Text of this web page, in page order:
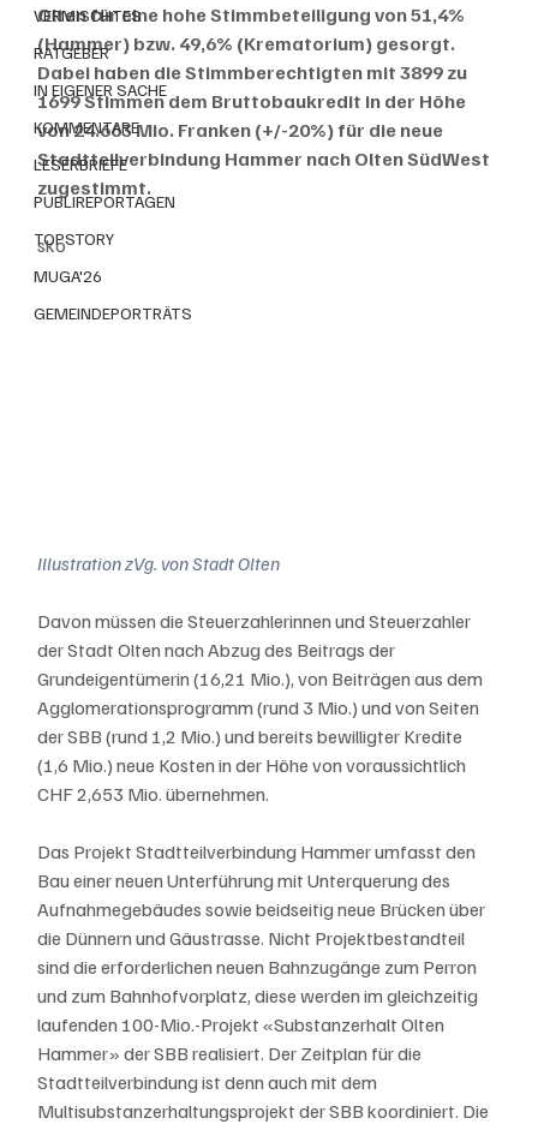
VERMISCHTES
RATGEBER
IN EIGENER SACHE
KOMMENTARE
LESERBRIEFE
PUBLIREPORTAGEN
TOPSTORY
MUGA'26
GEMEINDEPORTRÄTS
Olten für eine hohe Stimmbeteiligung von 51,4%
(Hammer) bzw. 49,6% (Krematorium) gesorgt.
Dabei haben die Stimmberechtigten mit 3899 zu
1699 Stimmen dem Bruttobaukredit in der Höhe
von 24.663 Mio. Franken (+/-20%) für die neue
Stadtteilverbindung Hammer nach Olten SüdWest
zugestimmt.
sko
Illustration zVg. von Stadt Olten
Davon müssen die Steuerzahlerinnen und Steuerzahler
der Stadt Olten nach Abzug des Beitrags der
Grundeigentümerin (16,21 Mio.), von Beiträgen aus dem
Agglomerationsprogramm (rund 3 Mio.) und von Seiten
der SBB (rund 1,2 Mio.) und bereits bewilligter Kredite
(1,6 Mio.) neue Kosten in der Höhe von voraussichtlich
CHF 2,653 Mio. übernehmen.
Das Projekt Stadtteilverbindung Hammer umfasst den
Bau einer neuen Unterführung mit Unterquerung des
Aufnahmegebäudes sowie beidseitig neue Brücken über
die Dünnern und Gäustrasse. Nicht Projektbestandteil
sind die erforderlichen neuen Bahnzugänge zum Perron
und zum Bahnhofvorplatz, diese werden im gleichzeitig
laufenden 100-Mio.-Projekt «Substanzerhalt Olten
Hammer» der SBB realisiert. Der Zeitplan für die
Stadtteilverbindung ist denn auch mit dem
Multisubstanzerhaltungsprojekt der SBB koordiniert. Die